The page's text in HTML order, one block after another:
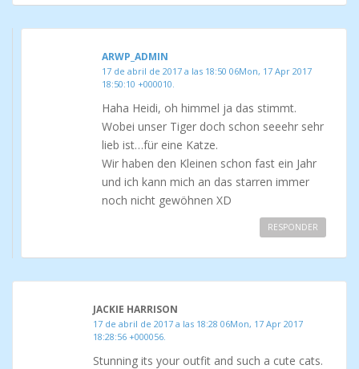
ARWP_ADMIN
17 de abril de 2017 a las 18:50 06Mon, 17 Apr 2017
18:50:10 +000010.
Haha Heidi, oh himmel ja das stimmt.
Wobei unser Tiger doch schon seeehr sehr
lieb ist…für eine Katze.
Wir haben den Kleinen schon fast ein Jahr
und ich kann mich an das starren immer
noch nicht gewöhnen XD
RESPONDER
JACKIE HARRISON
17 de abril de 2017 a las 18:28 06Mon, 17 Apr 2017
18:28:56 +000056.
Stunning its your outfit and such a cute cats.